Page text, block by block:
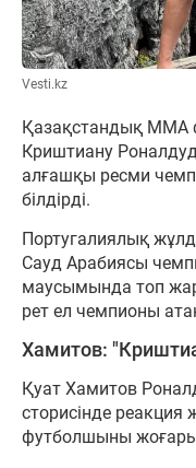
Vesti.kz
Қазақстандық ММА
Криштиану
алғашқы ресми
білдірді.
Португалиялық
Сауд Арабиясы
маусымында топ
рет ел чемпионы
Хамитов:
Қуат Хамитов
сторисінде реакция
футболшыны